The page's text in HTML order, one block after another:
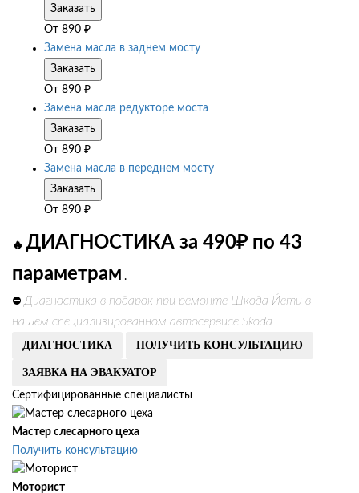
Заказать
От 890 ₽
Замена масла в заднем мосту
Заказать
От 890 ₽
Замена масла редукторе моста
Заказать
От 890 ₽
Замена масла в переднем мосту
Заказать
От 890 ₽
🔥 ДИАГНОСТИКА за 490₽ по 43
параметрам .
⛔ Диагностика в подарок при ремонте Шкода Йети в
нашем специализированном автосервисе Skoda
ДИАГНОСТИКА ПОЛУЧИТЬ КОНСУЛЬТАЦИЮ
ЗАЯВКА НА ЭВАКУАТОР
Сертифицированные специалисты
Мастер слесарного цеха
Получить консультацию
Моторист